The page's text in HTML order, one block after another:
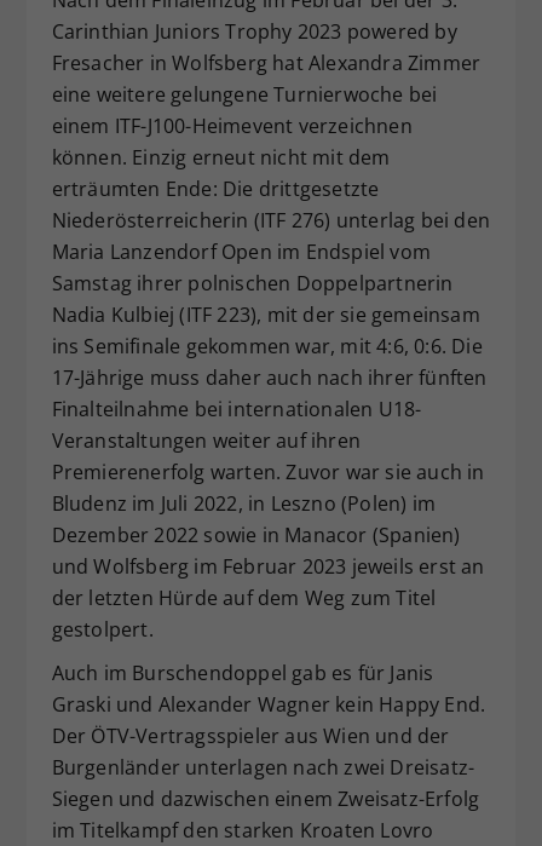
Carinthian Juniors Trophy 2023 powered by
Fresacher in Wolfsberg hat Alexandra Zimmer
eine weitere gelungene Turnierwoche bei
einem ITF-J100-Heimevent verzeichnen
können. Einzig erneut nicht mit dem
erträumten Ende: Die drittgesetzte
Niederösterreicherin (ITF 276) unterlag bei den
Maria Lanzendorf Open im Endspiel vom
Samstag ihrer polnischen Doppelpartnerin
Nadia Kulbiej (ITF 223), mit der sie gemeinsam
ins Semifinale gekommen war, mit 4:6, 0:6. Die
17-Jährige muss daher auch nach ihrer fünften
Finalteilnahme bei internationalen U18-
Veranstaltungen weiter auf ihren
Premierenerfolg warten. Zuvor war sie auch in
Bludenz im Juli 2022, in Leszno (Polen) im
Dezember 2022 sowie in Manacor (Spanien)
und Wolfsberg im Februar 2023 jeweils erst an
der letzten Hürde auf dem Weg zum Titel
gestolpert.
Auch im Burschendoppel gab es für Janis
Graski und Alexander Wagner kein Happy End.
Der ÖTV-Vertragsspieler aus Wien und der
Burgenländer unterlagen nach zwei Dreisatz-
Siegen und dazwischen einem Zweisatz-Erfolg
im Titelkampf den starken Kroaten Lovro
Zweck
Dieser Wert speichert Ihre Consent-
Einstellungen. Unter anderem eine
zufällig generierte ID, für die
historische Speicherung Ihrer
vorgenommen Einstellungen, falls der
Webseiten-Betreiber dies eingestellt
hat.